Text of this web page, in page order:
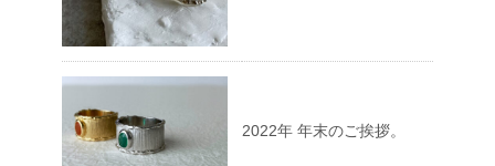
2022年 年末のご挨拶。